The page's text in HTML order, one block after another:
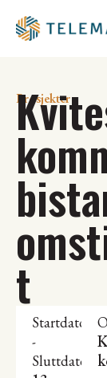
Prosjekter
t
Startdato
-
Sluttdato